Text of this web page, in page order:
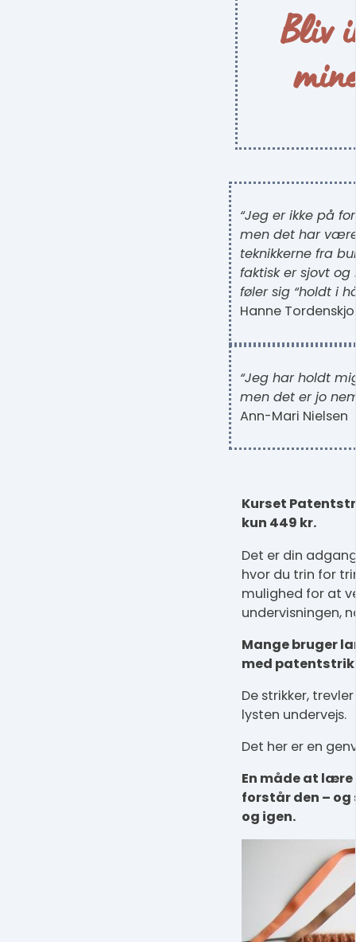
Bliv
“Jeg er ikke på
men det har
teknikkerne fra
faktisk er sjovt
føler sig “holdt i
Hanne
“Jeg har holdt
men det er jo
Ann-Mari Nielsen
Kurset
kun 449 kr.
Det er din
hvor du trin for
mulighed for at
undervisningen,
Mange bruger
med
De strikker,
lysten undervejs.
Det her er en
En måde at
forstår den –
og igen.